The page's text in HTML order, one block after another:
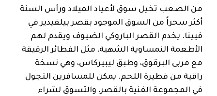
من الصعب تخيل سوق لأعياد الميلاد ورأس السنة
أكثر سحراً من السوق الموجود بقصر بيلفيدير في
فيينا. يخدم القصر الباروكي الضيوف ويقدم لهم
الأطعمة النمساوية الشهية، مثل الفطائر الرقيقة
مع مربى البرقوق، وطبق ليبيركاس، وهي نسخة
راقية من فطيرة اللحم. يمكن للمسافرين التجول
في المجموعة الفنية بالقصر، والتسوق لشراء